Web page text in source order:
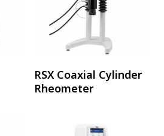
อ่านเพิ่ม
RSX Coaxial Cylinder
Rheometer